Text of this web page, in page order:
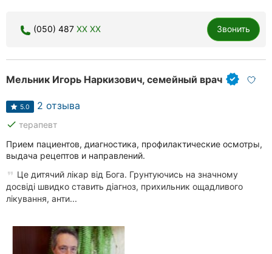
(050) 487 XX XX Звонить
Мельник Игорь Наркизович, семейный врач
5.0 2 отзыва
done терапевт
Прием пациентов, диагностика, профилактические осмотры,
выдача рецептов и направлений.
Це дитячий лікар від Бога. Грунтуючись на значному
досвіді швидко ставить діагноз, прихильник ощадливого
лікування, анти...